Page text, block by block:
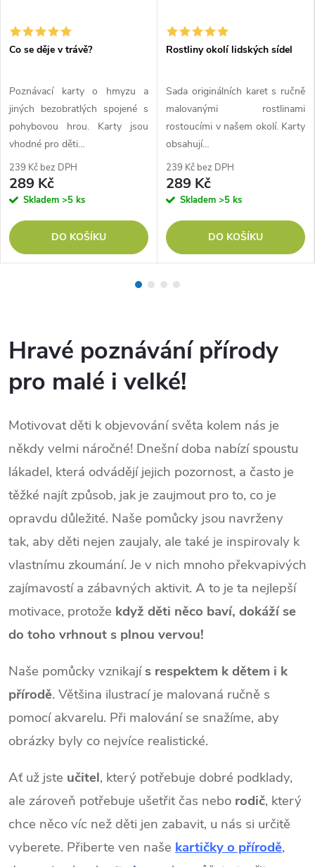
Co se děje v trávě?
Poznávací karty o hmyzu a
jiných bezobratlých spojené s
pohybovou hrou. Karty jsou
vhodné pro děti…
239 Kč bez DPH
289 Kč
Skladem >5 ks
DO KOŠÍKU
Rostliny okolí lidských sídel
Sada originálních karet s ručně
malovanými rostlinami
rostoucími v našem okolí. Karty
obsahují…
239 Kč bez DPH
289 Kč
Skladem >5 ks
DO KOŠÍKU
Hravé poznávání přírody
pro malé i velké!
Motivovat děti k objevování světa kolem nás je
někdy velmi náročné! Dnešní doba nabízí spoustu
lákadel, která odvádějí jejich pozornost, a často je
těžké najít způsob, jak je zaujmout pro to, co je
opravdu důležité. Naše pomůcky jsou navrženy
tak, aby děti nejen zaujaly, ale také je inspirovaly k
vlastnímu zkoumání. Je v nich mnoho překvapivých
zajímavostí a zábavných aktivit. A to je ta nejlepší
motivace, protože když děti něco baví, dokáží se
do toho vrhnout s plnou vervou!
Naše pomůcky vznikajís respektem k dětem i k
přírodě. Většina ilustrací je malovaná ručně s
pomocí akvarelu. Při malování se snažíme, aby
obrázky byly co nejvíce realistické.
Ať už jste učitel, který potřebuje dobré podklady,
ale zároveň potřebuje ušetřit čas nebo rodič, který
chce něco víc než děti jen zabavit, u nás si určitě
vyberete. Přiberte ven naše kartičky o přírodě,